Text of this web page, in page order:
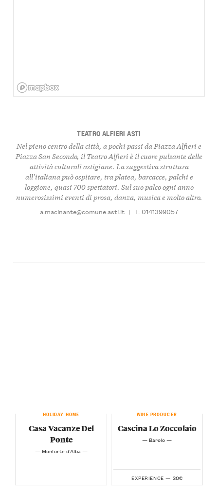
TEATRO ALFIERI ASTI
Nel pieno centro della città, a pochi passi da Piazza Alfieri e
Piazza San Secondo, il Teatro Alfieri è il cuore pulsante delle
attività culturali astigiane. La suggestiva struttura
all’italiana può ospitare, tra platea, barcacce, palchi e
loggione, quasi 700 spettatori. Sul suo palco ogni anno
numerosissimi eventi di prosa, danza, musica e molto altro.
a.macinante@comune.asti.it | T: 0141399057
HOLIDAY HOME
Casa Vacanze Del
Ponte
— Monforte d’Alba —
WINE PRODUCER
Cascina Lo Zoccolaio
— Barolo —
EXPERIENCE — 30€